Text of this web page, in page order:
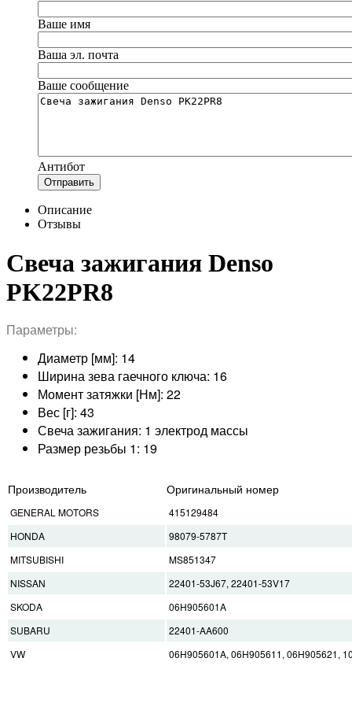
Ваше имя
Ваша эл. почта
Ваше сообщение
Антибот
Отправить
Описание
Отзывы
Свеча зажигания Denso
PK22PR8
Параметры:
Диаметр [мм]: 14
Ширина зева гаечного ключа: 16
Момент затяжки [Нм]: 22
Вес [г]: 43
Свеча зажигания: 1 электрод массы
Размер резьбы 1: 19
Производитель Оригинальный номер
GENERAL MOTORS
415129484
HONDA
98079-5787T
MITSUBISHI
MS851347
NISSAN
22401-53J67, 22401-53V17
SKODA
06H905601A
SUBARU
22401-AA600
VW
06H905601A, 06H905611, 06H905621,